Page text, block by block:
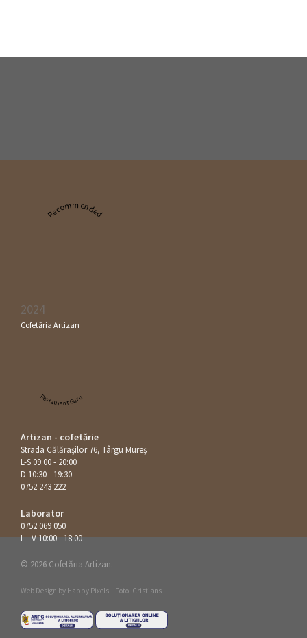
Recommended
2024
Cofetăria Artizan
Restaurant Guru
Artizan - cofetărie
Strada Călăraşilor 76, Târgu Mureș
L-S 09:00 - 20:00
D 10:30 - 19:30
0752 243 222
Laborator
0752 069 050
L - V 10:00 - 18:00
© 2026 Cofetăria Artizan.
Web Design by Happy Pixels. Foto: Cristians